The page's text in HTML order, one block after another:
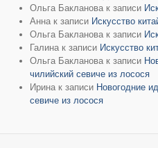
Ольга Бакланова к записи
Анна к записи Искусство
Ольга Бакланова к записи
Галина к записи Искусство
Ольга Бакланова к записи
чилийский севиче из лосося
Ирина к записи Новогодние
севиче из лосося